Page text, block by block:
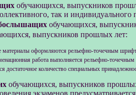
обучающихся, выпускников
так и индивидуального
обучающихся,
выпускников прошлых лет:
материалы оформляются рельефно-точечным
работа выполняется рельефно-
достаточное количество специальных
обучающихся, выпускников
экзаменов